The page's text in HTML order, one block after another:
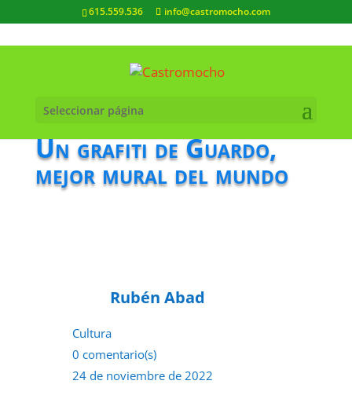
615.559.536 info@castromocho.com
Seleccionar página
Un grafiti de Guardo,
mejor mural del mundo
Rubén Abad
Cultura
0 comentario(s)
24 de noviembre de 2022